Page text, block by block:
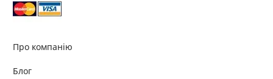
Про компанію
Блог